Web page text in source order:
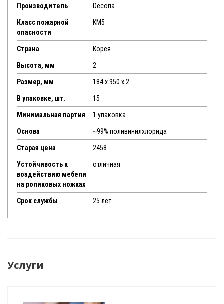
Производитель Decoria
Класс пожарной
опасности
КМ5
Страна Корея
Высота, мм 2
Размер, мм 184 х 950 х 2
В упаковке, шт. 15
Минимальная партия 1 упаковка
Основа ~99% поливинилхлорида
Старая цена 2458
Устойчивость к
воздействию мебели
на роликовых ножках
отличная
Срок службы 25 лет
Услуги